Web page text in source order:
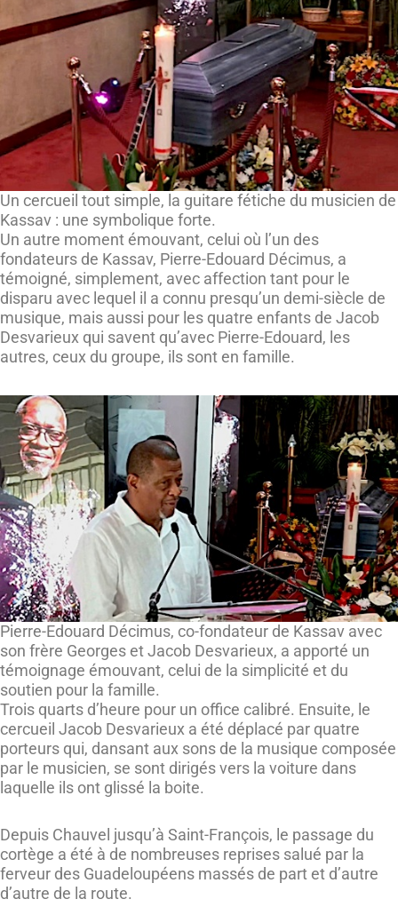
Un cercueil tout simple, la guitare fétiche du musicien de
Kassav : une symbolique forte.
Un autre moment émouvant, celui où l’un des
fondateurs de Kassav, Pierre-Edouard Décimus, a
témoigné, simplement, avec affection tant pour le
disparu avec lequel il a connu presqu’un demi-siècle de
musique, mais aussi pour les quatre enfants de Jacob
Desvarieux qui savent qu’avec Pierre-Edouard, les
autres, ceux du groupe, ils sont en famille.
Pierre-Edouard Décimus, co-fondateur de Kassav avec
son frère Georges et Jacob Desvarieux, a apporté un
témoignage émouvant, celui de la simplicité et du
soutien pour la famille.
Trois quarts d’heure pour un office calibré. Ensuite, le
cercueil Jacob Desvarieux a été déplacé par quatre
porteurs qui, dansant aux sons de la musique composée
par le musicien, se sont dirigés vers la voiture dans
laquelle ils ont glissé la boite.
Depuis Chauvel jusqu’à Saint-François, le passage du
cortège a été à de nombreuses reprises salué par la
ferveur des Guadeloupéens massés de part et d’autre
d’autre de la route.